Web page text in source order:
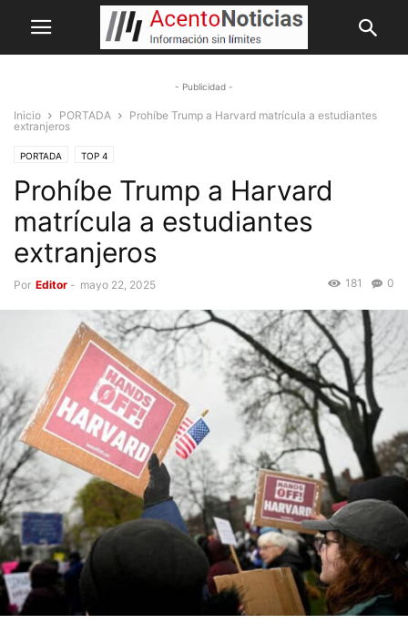
- Publicidad -
Inicio PORTADA
Prohíbe Trump a Harvard matrícula a estudiantes
extranjeros
PORTADA TOP 4
Prohíbe Trump a Harvard
matrícula a estudiantes
extranjeros
Por Editor - mayo 22, 2025 0
181